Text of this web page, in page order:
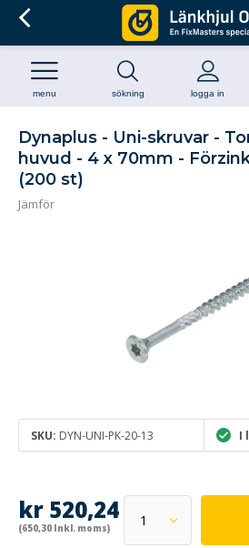
sökning logga in
menu
Dynaplus - Uni-skruvar -
huvud - 4 x 70mm -
(200 st)
Jämför
SKU: DYN-UNI-PK-20-13 I
kr 520,24
(650,30 Inkl. moms)